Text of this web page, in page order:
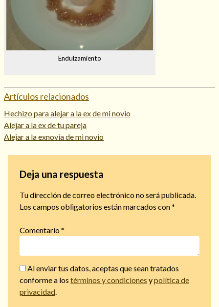
Endulzamiento
Artículos relacionados
Hechizo para alejar a la ex de mi novio
Alejar a la ex de tu pareja
Alejar a la exnovia de mi novio
Deja una respuesta
Tu dirección de correo electrónico no será publicada.
Los campos obligatorios están marcados con*
Comentario*
Al enviar tus datos, aceptas que sean tratados
conforme a los términos y condiciones ypolítica de
privacidad